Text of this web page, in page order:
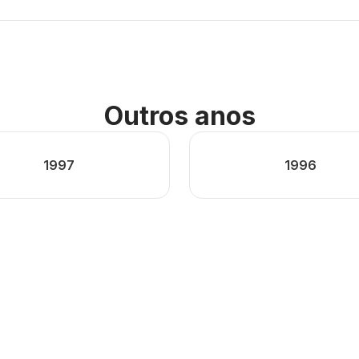
Outros anos
1997 1996